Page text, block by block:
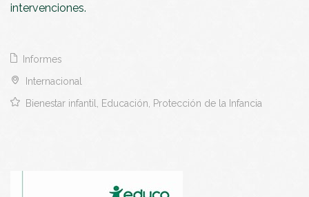
intervenciones.
Informes
Internacional
Bienestar infantil, Educación, Protección de la Infancia